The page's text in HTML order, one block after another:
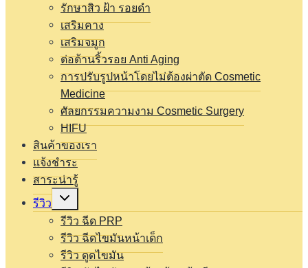
รักษาสิว ฝ้า รอยดำ
เสริมคาง
เสริมจมูก
ต่อต้านริ้วรอย Anti Aging
การปรับรูปหน้าโดยไม่ต้องผ่าตัด Cosmetic
Medicine
ศัลยกรรมความงาม Cosmetic Surgery
HIFU
สินค้าของเรา
แจ้งชำระ
สาระน่ารู้
รีวิว
Expand
menu
รีวิว ฉีด PRP
รีวิว ฉีดไขมันหน้าเด็ก
รีวิว ดูดไขมัน